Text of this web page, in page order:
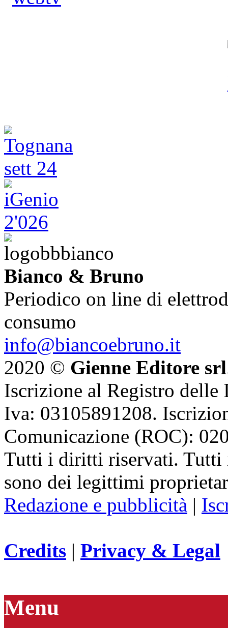
Bianco & Bruno
Periodico on line di
consumo
info@biancoebruno.it
2020 © Gienne Editore srl
Iscrizione al Registro delle
Iva: 03105891208.
Comunicazione (ROC):
Tutti i diritti riservati. Tutti
sono dei legittimi
Redazione e pubblicità |
Credits | Privacy & Legal
Menu